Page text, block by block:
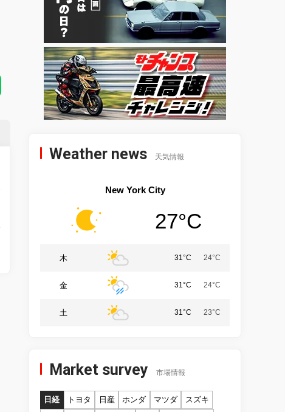
Weather news 天気情報
New York City
27°C
木 31°C 24°C
金 31°C 24°C
土 31°C 23°C
Market survey 市場情報
日経 トヨタ 日産 ホンダ マツダ
スズキ